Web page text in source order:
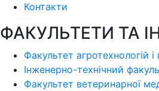
Контакти
ФАКУЛЬТЕТИ ТА
Факультет агротехнологій
Інженерно-технічний
Факультет ветеринарної